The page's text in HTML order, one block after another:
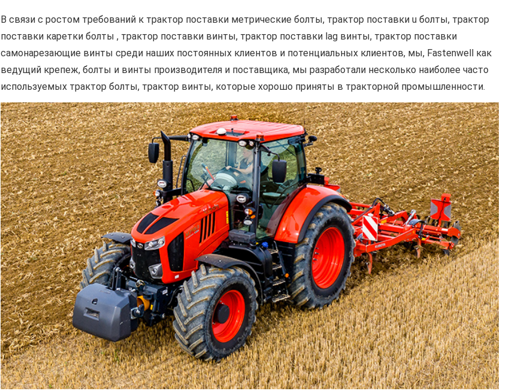
В связи с ростом требований к трактор поставки метрические болты, трактор поставки u болты, трактор
поставки каретки болты , трактор поставки винты, трактор поставки lag винты, трактор поставки
самонарезающие винты среди наших постоянных клиентов и потенциальных клиентов, мы, Fastenwell как
ведущий крепеж, болты и винты производителя и поставщика, мы разработали несколько наиболее часто
используемых трактор болты, трактор винты, которые хорошо приняты в тракторной промышленности.